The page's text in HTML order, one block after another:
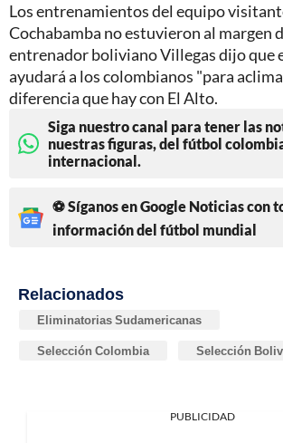
Los entrenamientos del equipo
Cochabamba no estuvieron al margen
entrenador boliviano Villegas dijo que
ayudará a los colombianos "para
diferencia que hay con El Alto.
Siga nuestro canal para tener las
nuestras figuras, del fútbol
internacional.
⚽ Síganos en Google Noticias con
información del fútbol mundial
Relacionados
Eliminatorias Sudamericanas
Selección Colombia Selección
PUBLICIDAD